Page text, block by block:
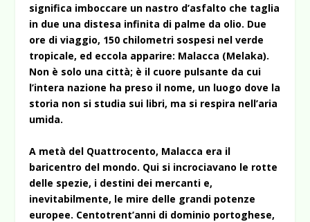
significa imboccare un nastro d’asfalto che taglia
in due una distesa infinita di palme da olio. Due
ore di viaggio, 150 chilometri sospesi nel verde
tropicale, ed eccola apparire: Malacca (Melaka).
Non è solo una città; è il cuore pulsante da cui
l’intera nazione ha preso il nome, un luogo dove la
storia non si studia sui libri, ma si respira nell’aria
umida.
A metà del Quattrocento, Malacca era il
baricentro del mondo. Qui si incrociavano le rotte
delle spezie, i destini dei mercanti e,
inevitabilmente, le mire delle grandi potenze
europee. Centotrent’anni di dominio portoghese,